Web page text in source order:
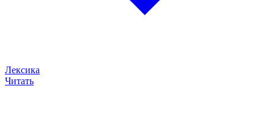
Лексика
Читать